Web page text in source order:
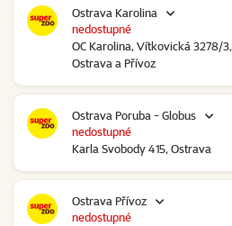
Ostrava Karolina
OC Karolina, Vítkovická 3278/
Ostrava a Přívoz
nedostupné
Ostrava Poruba - Globus
Karla Svobody 415, Ostrava
nedostupné
Ostrava Přívoz
nedostupné